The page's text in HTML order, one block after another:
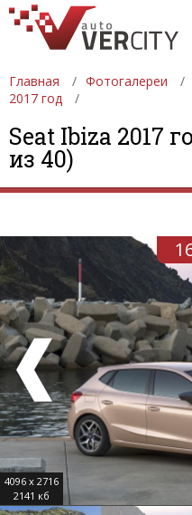
Главная Фотогалереи
2017 год
Seat Ibiza 2017
из 40)
ФОТОГАЛЕРЕИ
АВТОСАЛОНЫ
4096 x 2716
2141 кб